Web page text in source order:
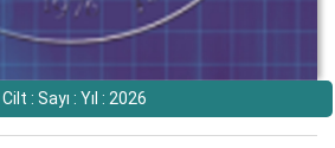
Cilt : Sayı : Yıl : 2026